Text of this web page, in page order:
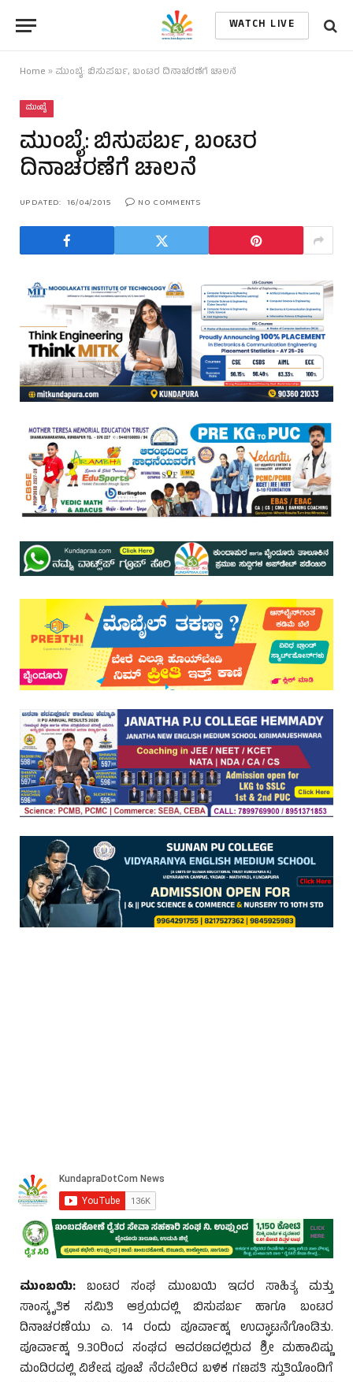
WATCH LIVE
Home » ಮುಂಬೈ: ಬಿಸುಪರ್ಬ, ಬಂಟರ ದಿನಾಚರಣೆಗೆ ಚಾಲನೆ
ಮುಂಬೈ
ಮುಂಬೈ: ಬಿಸುಪರ್ಬ, ಬಂಟರ
ದಿನಾಚರಣೆಗೆ ಚಾಲನೆ
UPDATED: 16/04/2015 NO COMMENTS
ಮುಂಬಯಿ: ಬಂಟರ ಸಂಘ ಮುಂಬಯಿ ಇದರ ಸಾಹಿತ್ಯ ಮತ್ತು
ಸಾಂಸ್ಕೃತಿಕ ಸಮಿತಿ ಆಶ್ರಯದಲ್ಲಿ ಬಿಸುಪರ್ಬ ಹಾಗೂ ಬಂಟರ
ದಿನಾಚರಣೆಯು ಎ. 14 ರಂದು ಪೂರ್ವಾಹ್ನ ಉದ್ಘಾಟನೆಗೊಂಡಿತು.
ಪೂರ್ವಾಹ್ನ 9.30ರಿಂದ ಸಂಘದ ಆವರಣದಲ್ಲಿರುವ ಶ್ರೀ ಮಹಾವಿಷ್ಣು
ಮಂದಿರದಲ್ಲಿ ವಿಶೇಷ ಪೂಜೆ ನೆರವೇರಿದ ಬಳಿಕ ಗಣಪತಿ ಸ್ತುತಿಯೊಂದಿಗೆ